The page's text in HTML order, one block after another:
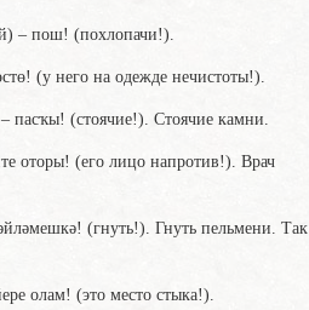
– пош! (похлопачи!).
(у него на одежде нечистоты!).
пасҡы! (стоячие!). Стоячие камни.
оторы! (его лицо напротив!). Врач
(гнуть!). Гнуть пельмени. Так
олам! (это место стыка!).